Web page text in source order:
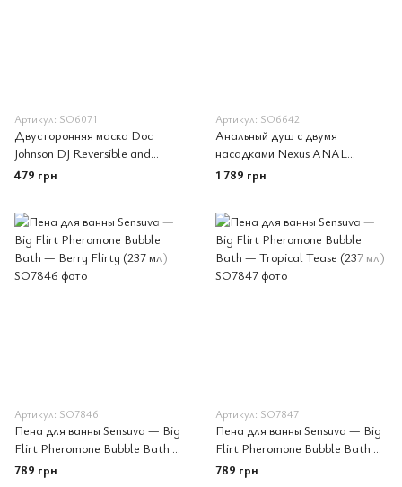
Артикул: SO6071
Двусторонняя маска Doc
Johnson DJ Reversible and
Adjustable face mask
479 грн
Артикул: SO6642
Анальный душ с двумя
насадками Nexus ANAL
DOUCHE SET 260 ml
1 789 грн
Артикул: SO7846
Пена для ванны Sensuva — Big
Flirt Pheromone Bubble Bath —
Berry Flirty (237 мл)
789 грн
Артикул: SO7847
Пена для ванны Sensuva — Big
Flirt Pheromone Bubble Bath —
Tropical Tease (237 мл)
789 грн